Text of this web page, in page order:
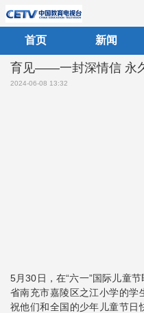
首页 新闻
育见——一封深情信 永
2024-06-08 13:32
5月30日，在“六一”国际儿童
省南充市嘉陵区之江小学的学
祝他们和全国的少年儿童节日